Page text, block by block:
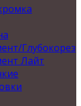
Глубокорез
Лайт